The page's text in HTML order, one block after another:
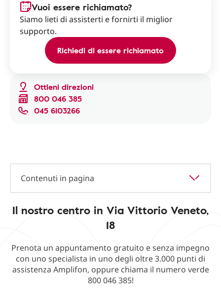
Ottieni direzioni
800 046 385
045 6103266
Vuoi essere richiamato?
Siamo lieti di assisterti e fornirti il miglior
supporto.
Richiedi di essere richiamato
Contenuti in pagina
Il nostro centro in Via Vittorio Veneto,
18
Prenota un appuntamento gratuito e senza impegno
con uno specialista in uno degli oltre 3.000 punti di
assistenza Amplifon, oppure chiama il numero verde
800 046 385!